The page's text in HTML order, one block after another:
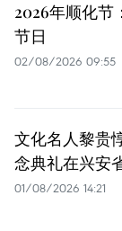
2026年顺化节
节日
02/08/2026 09:55
文化名人黎贵
念典礼在兴安
01/08/2026 14:21